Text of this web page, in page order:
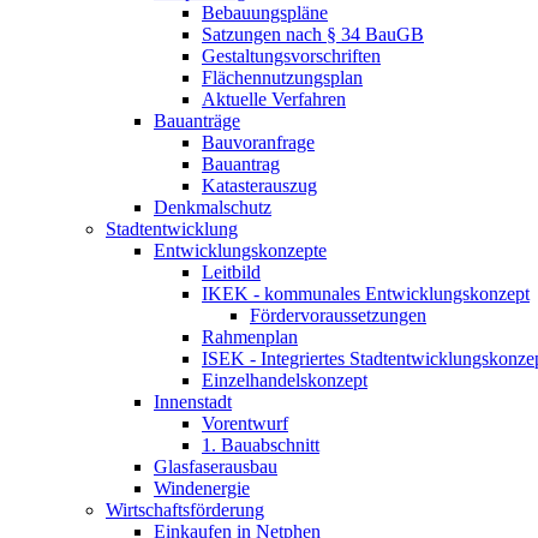
Bebauungspläne
Satzungen nach § 34 BauGB
Gestaltungsvorschriften
Flächennutzungsplan
Aktuelle Verfahren
Bauanträge
Bauvoranfrage
Bauantrag
Katasterauszug
Denkmalschutz
Stadtentwicklung
Entwicklungskonzepte
Leitbild
IKEK - kommunales Entwicklungskonzept
Fördervoraussetzungen
Rahmenplan
ISEK - Integriertes
Einzelhandelskonzept
Innenstadt
Vorentwurf
1. Bauabschnitt
Glasfaserausbau
Windenergie
Wirtschaftsförderung
Einkaufen in Netphen